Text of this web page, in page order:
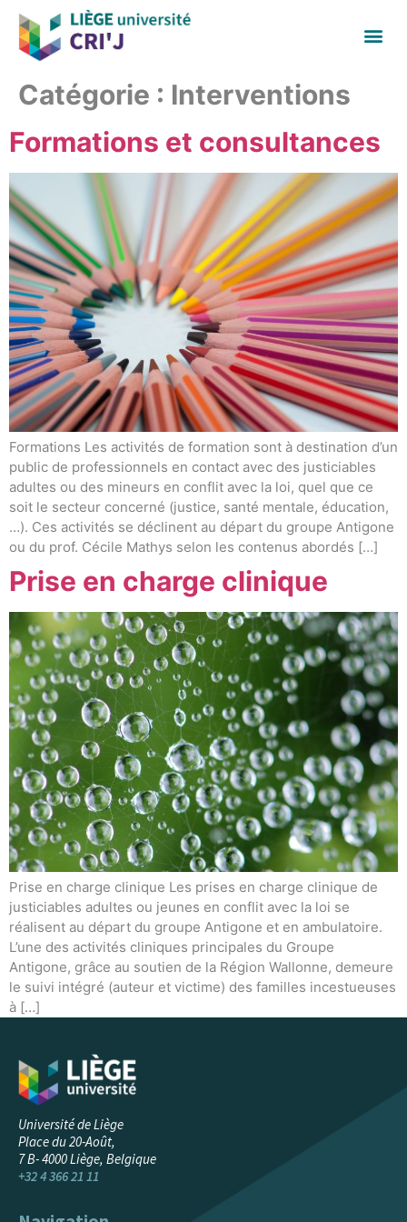
Catégorie : Interventions
Formations et consultances
Formations Les activités de formation sont à destination d’un
public de professionnels en contact avec des justiciables
adultes ou des mineurs en conflit avec la loi, quel que ce
soit le secteur concerné (justice, santé mentale, éducation,
…). Ces activités se déclinent au départ du groupe Antigone
ou du prof. Cécile Mathys selon les contenus abordés […]
Prise en charge clinique
Prise en charge clinique Les prises en charge clinique de
justiciables adultes ou jeunes en conflit avec la loi se
réalisent au départ du groupe Antigone et en ambulatoire.
L’une des activités cliniques principales du Groupe
Antigone, grâce au soutien de la Région Wallonne, demeure
le suivi intégré (auteur et victime) des familles incestueuses
à […]
Université de Liège
Place du 20-Août,
7 B- 4000 Liège, Belgique
+32 4 366 21 11